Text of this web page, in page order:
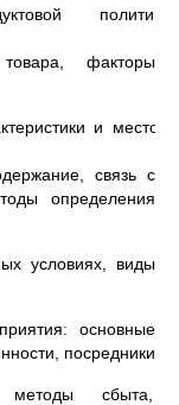
политики:
факторы
и место в
связь с
определения
условиях, виды
основные
посредники
методы сбыта,